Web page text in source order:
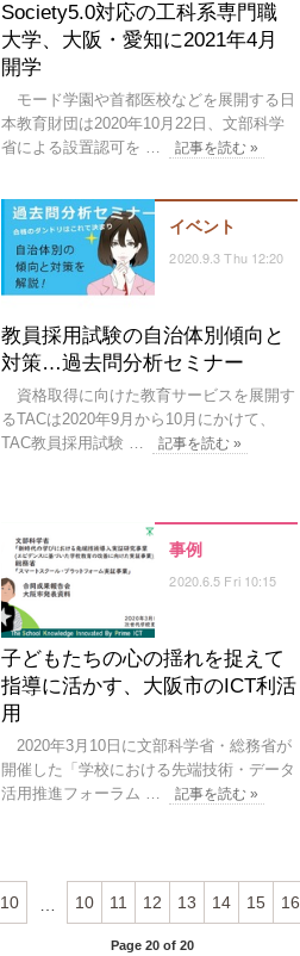
Society5.0対応の工科系専門職
大学、大阪・愛知に2021年4月
開学
モード学園や首都医校などを展開する日
本教育財団は2020年10月22日、文部科学
省による設置認可を …
記事を読む »
イベント
2020.9.3 Thu 12:20
教員採用試験の自治体別傾向と
対策…過去問分析セミナー
資格取得に向けた教育サービスを展開す
るTACは2020年9月から10月にかけて、
TAC教員採用試験 …
記事を読む »
事例
2020.6.5 Fri 10:15
子どもたちの心の揺れを捉えて
指導に活かす、大阪市のICT利活
用
2020年3月10日に文部科学省・総務省が
開催した「学校における先端技術・データ
活用推進フォーラム …
記事を読む »
10 10 11 12 13 14 15 16
Page 20 of 20